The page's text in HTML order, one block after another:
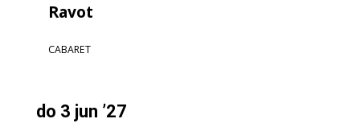
Ravot
CABARET
do 3 jun ’27